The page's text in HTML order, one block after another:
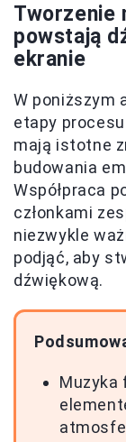
Tworzenie
powstają
ekranie
W poniższym
etapy
mają istotne
budowania
Współpraca
członkami
niezwykle
podjąć, aby
dźwiękową.
Muzyka